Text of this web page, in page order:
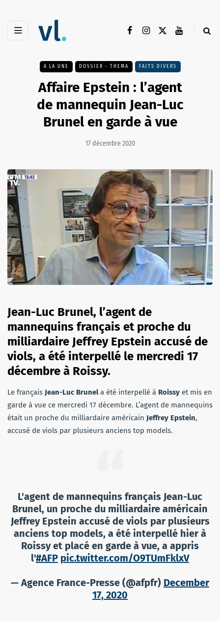
A LA UNE DOSSIER - THEMA FAITS DIVERS
Affaire Epstein : l’agent
de mannequin Jean-Luc
Brunel en garde à vue
17 décembre 2020
Jean-Luc Brunel, l’agent de
mannequins français et proche du
milliardaire Jeffrey Epstein accusé de
viols, a été interpellé le mercredi 17
décembre à Roissy.
Le français Jean-Luc Brunela été interpellé à Roissy et mis en
garde à vue ce mercredi 17 décembre. L’agent de mannequins
était un proche du milliardaire américain Jeffrey Epstein,
accusé de viols par plusieurs anciens top models.
L'agent de mannequins français Jean-Luc
Brunel, un proche du milliardaire américain
Jeffrey Epstein accusé de viols par plusieurs
anciens top models, a été interpellé hier à
Roissy et placé en garde à vue, a appris
l'#AFP pic.twitter.com/O9TUmFklxV
— Agence France-Presse (@afpfr) December
17, 2020